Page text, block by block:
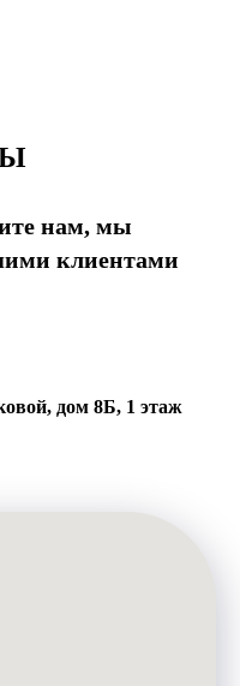
нам, мы
клиентами
дом 8Б, 1 этаж